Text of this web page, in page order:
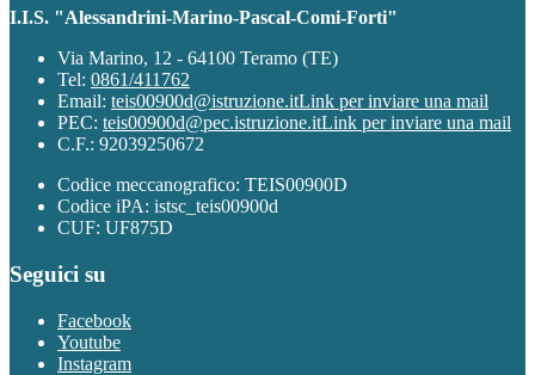
I.I.S. "Alessandrini-Marino-Pascal-Comi-Forti"
Via Marino, 12 - 64100 Teramo (TE)
Tel: 0861/411762
Email: teis00900d@istruzione.itLink per inviare una mail
PEC: teis00900d@pec.istruzione.itLink per inviare una mail
C.F.: 92039250672
Codice meccanografico: TEIS00900D
Codice iPA: istsc_teis00900d
CUF: UF875D
Seguici su
Facebook
Youtube
Instagram